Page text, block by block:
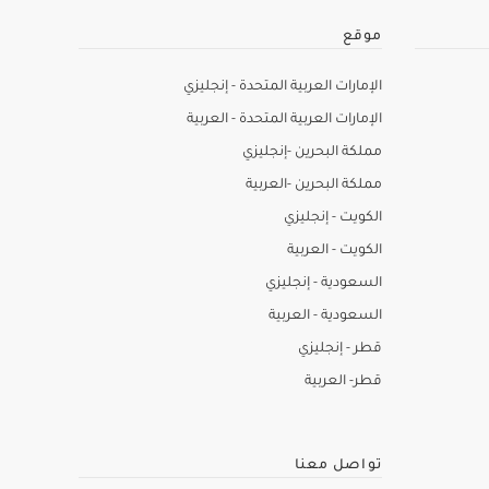
موقع
الإمارات العربية المتحدة - إنجليزي
الإمارات العربية المتحدة - العربية
مملكة البحرين -إنجليزي
مملكة البحرين -العربية
الكويت - إنجليزي
الكويت - العربية
السعودية - إنجليزي
السعودية - العربية
قطر - إنجليزي
قطر- العربية
تواصل معنا